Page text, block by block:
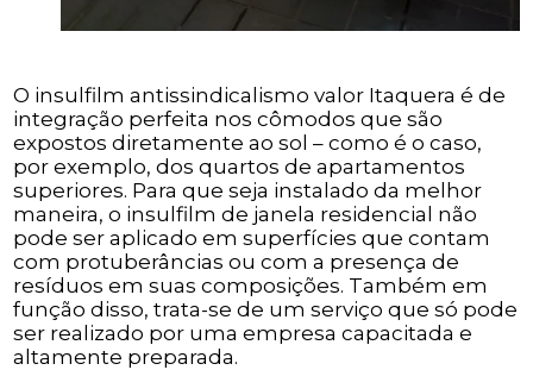
O insulfilm antissindicalismo valor Itaquera é de
integração perfeita nos cômodos que são
expostos diretamente ao sol – como é o caso,
por exemplo, dos quartos de apartamentos
superiores. Para que seja instalado da melhor
maneira, o insulfilm de janela residencial não
pode ser aplicado em superfícies que contam
com protuberâncias ou com a presença de
resíduos em suas composições. Também em
função disso, trata-se de um serviço que só pode
ser realizado por uma empresa capacitada e
altamente preparada.